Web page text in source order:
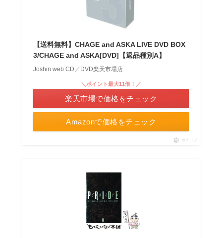
【送料無料】CHAGE and ASKA LIVE DVD BOX
3/CHAGE and ASKA[DVD]【返品種別A】
Joshin web CD／DVD楽天市場店
Amazonで価格をチェック
＼ポイント最大11倍！／
楽天市場で価格をチェック
ポチップ